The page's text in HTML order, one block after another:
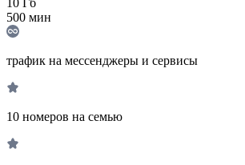
10 Гб
500 мин
трафик на мессенджеры и сервисы
10 номеров на семью